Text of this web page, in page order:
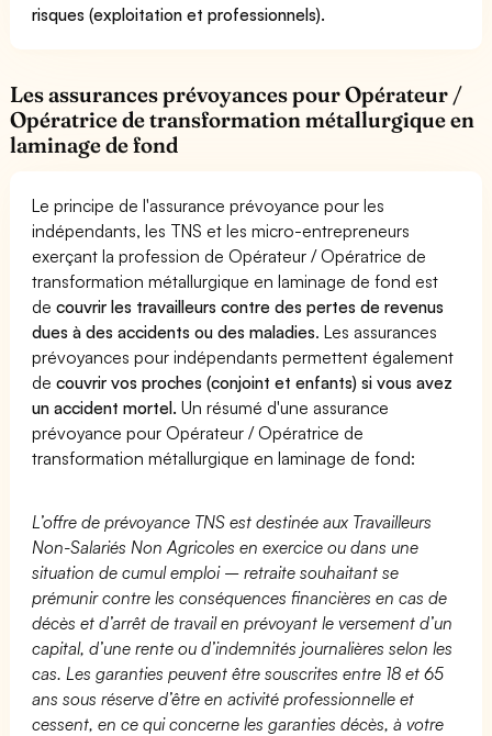
risques (exploitation et professionnels).
Les assurances prévoyances pour Opérateur /
Opératrice de transformation métallurgique en
laminage de fond
Le principe de l'assurance prévoyance pour les
indépendants, les TNS et les micro-entrepreneurs
exerçant la profession de Opérateur / Opératrice de
transformation métallurgique en laminage de fond est
decouvrir les travailleurs contre des pertes de revenus
dues à des accidents ou des maladies. Les assurances
prévoyances pour indépendants permettent également
decouvrir vos proches (conjoint et enfants) si vous avez
un accident mortel. Un résumé d'une assurance
prévoyance pour Opérateur / Opératrice de
transformation métallurgique en laminage de fond:
L’offre de prévoyance TNS est destinée aux Travailleurs
Non-Salariés Non Agricoles en exercice ou dans une
situation de cumul emploi – retraite souhaitant se
prémunir contre les conséquences financières en cas de
décès et d’arrêt de travail en prévoyant le versement d’un
capital, d’une rente ou d’indemnités journalières selon les
cas. Les garanties peuvent être souscrites entre 18 et 65
ans sous réserve d’être en activité professionnelle et
cessent, en ce qui concerne les garanties décès, à votre